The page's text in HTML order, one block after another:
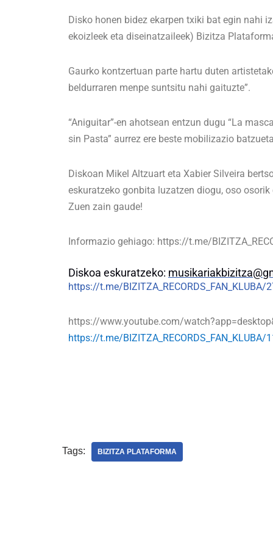
Disko honen bidez ekarpen txiki bat egin nahi
ekoizleek eta diseinatzaileek) Bizitza
Gaurko kontzertuan parte hartu duten
beldurraren menpe suntsitu nahi gaituzte”.
“Aniguitar”-en ahotsean entzun dugu “La
sin Pasta” aurrez ere beste mobilizazio
Diskoan Mikel Altzuart eta Xabier Silveira
eskuratzeko gonbita luzatzen diogu, oso
Zuen zain gaude!
Informazio gehiago: https://t.me/
Diskoa eskuratzeko:
https://t.me/BIZITZA_RECORDS_FAN_KLUBA/
https://www.youtube.com/
https://t.me/BIZITZA_RECORDS_FAN_KLUBA/
Tags: BIZITZA PLATAFORMA